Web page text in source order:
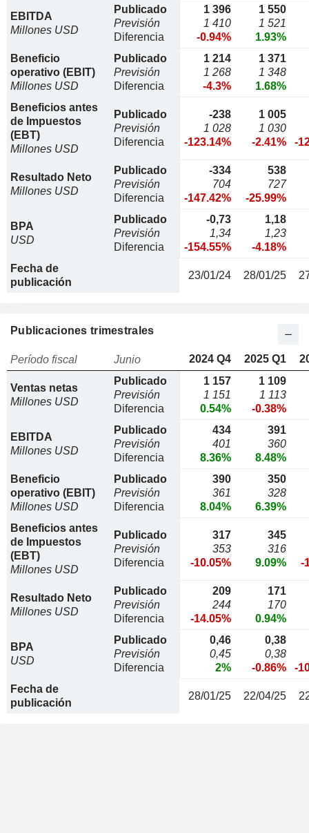
EBITDA
Millones USD
Publicado
Previsión
Diferencia
1 396
1 410
-0.94%
1 550
1 521
1.93%
Beneficio
operativo (EBIT)
Millones USD
Publicado
Previsión
Diferencia
1 214
1 268
-4.3%
1 371
1 348
1.68%
Beneficios antes
de Impuestos
(EBT)
Millones USD
Publicado
Previsión
Diferencia
-238
1 028
-123.14%
1 005
1 030
-2.41%
-
Resultado Neto
Millones USD
Publicado
Previsión
Diferencia
-334
704
-147.42%
538
727
-25.99%
BPA
USD
Publicado
Previsión
Diferencia
-0,73
1,34
-154.55%
1,18
1,23
-4.18%
Fecha de
publicación
23/01/24 28/01/25
Publicaciones trimestrales
Período fiscal Junio 2024 Q4 2025 Q1
Ventas netas
Millones USD
Publicado
Previsión
Diferencia
1 157
1 151
0.54%
1 109
1 113
-0.38%
EBITDA
Millones USD
Publicado
Previsión
Diferencia
434
401
8.36%
391
360
8.48%
Beneficio
operativo (EBIT)
Millones USD
Publicado
Previsión
Diferencia
390
361
8.04%
350
328
6.39%
Beneficios antes
de Impuestos
(EBT)
Millones USD
Publicado
Previsión
Diferencia
317
353
-10.05%
345
316
9.09%
-
Resultado Neto
Millones USD
Publicado
Previsión
Diferencia
209
244
-14.05%
171
170
0.94%
BPA
USD
Publicado
Previsión
Diferencia
0,46
0,45
2%
0,38
0,38
-0.86%
-
Fecha de
publicación
28/01/25 22/04/25